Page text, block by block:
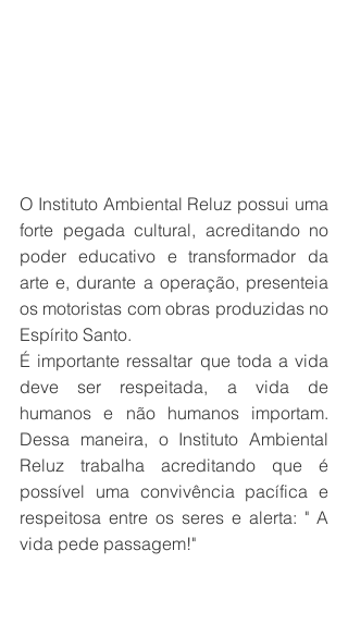
O Instituto Ambiental Reluz possui uma
forte pegada cultural, acreditando no
poder educativo e transformador da
arte e, durante a operação, presenteia
os motoristas com obras produzidas no
Espírito Santo.
É importante ressaltar que toda a vida
deve ser respeitada, a vida de
humanos e não humanos importam.
Dessa maneira, o Instituto Ambiental
Reluz trabalha acreditando que é
possível uma convivência pacífica e
respeitosa entre os seres e alerta: " A
vida pede passagem!"